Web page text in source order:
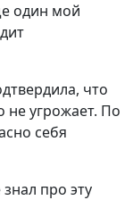
один мой
что
угрожает. По
себя
про эту